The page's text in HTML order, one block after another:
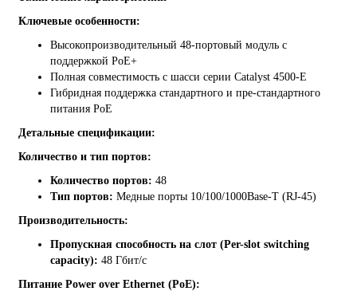
Ключевые особенности:
Высокопроизводительный 48-портовый модуль с
поддержкой PoE+
Полная совместимость с шасси серии Catalyst 4500-E
Гибридная поддержка стандартного и пре-стандартного
питания PoE
Детальные спецификации:
Количество и тип портов:
Количество портов: 48
Тип портов: Медные порты 10/100/1000Base-T (RJ-45)
Производительность:
Пропускная способность на слот (Per-slot switching
capacity): 48 Гбит/с
Питание Power over Ethernet (PoE):